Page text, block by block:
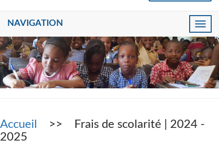
Toggle
NAVIGATION
Accueil
>> Frais de scolarité | 2024 -
2025